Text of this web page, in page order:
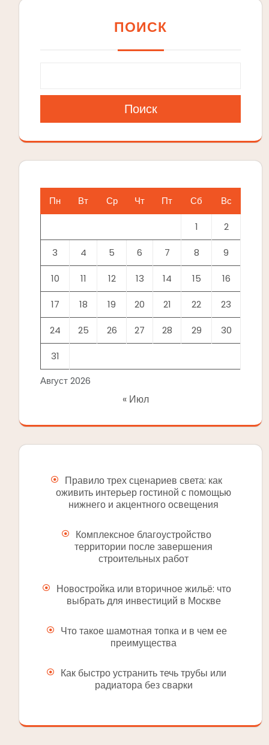
ПОИСК
Поиск
Август 2026
Пн Вт Ср Чт Пт Сб Вс
1 2
3 4 5 6 7 8 9
10 11 12 13 14 15 16
17 18 19 20 21 22 23
24 25 26 27 28 29 30
31
« Июл
Правило трех сценариев света: как
оживить интерьер гостиной с помощью
нижнего и акцентного освещения
Комплексное благоустройство
территории после завершения
строительных работ
Новостройка или вторичное жильё: что
выбрать для инвестиций в Москве
Что такое шамотная топка и в чем ее
преимущества
Как быстро устранить течь трубы или
радиатора без сварки